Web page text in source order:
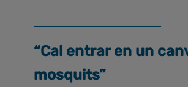
“Cal entrar en un
mosquits”